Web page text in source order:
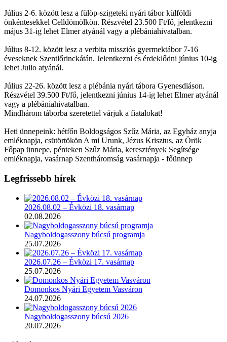
Július 2-6. között lesz a fülöp-szigeteki nyári tábor külföldi
önkéntesekkel Celldömölkön. Részvétel 23.500 Ft/fő, jelentkezni
május 31-ig lehet Elmer atyánál vagy a plébániahivatalban.
Július 8-12. között lesz a verbita missziós gyermektábor 7-16
éveseknek Szentlőrinckátán. Jelentkezni és érdeklődni június 10-ig
lehet Julio atyánál.
Július 22-26. között lesz a plébánia nyári tábora Gyenesdiáson.
Részvétel 39.500 Ft/fő, jelentkezni június 14-ig lehet Elmer atyánál
vagy a plébániahivatalban.
Mindhárom táborba szeretettel várjuk a fiatalokat!
Heti ünnepeink: hétfőn Boldogságos Szűz Mária, az Egyház anyja
emléknapja, csütörtökön A mi Urunk, Jézus Krisztus, az Örök
Főpap ünnepe, pénteken Szűz Mária, keresztények Segítsége
emléknapja, vasárnap Szentháromság vasárnapja - főünnep
Legfrissebb hírek
2026.08.02 – Évközi 18. vasárnap
02.08.2026
Nagyboldogasszony búcsú programja
25.07.2026
2026.07.26 – Évközi 17. vasárnap
25.07.2026
Domonkos Nyári Egyetem Vasváron
24.07.2026
Nagyboldogasszony búcsú 2026
20.07.2026